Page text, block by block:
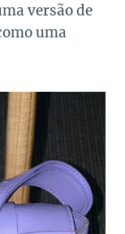
versão de
uma